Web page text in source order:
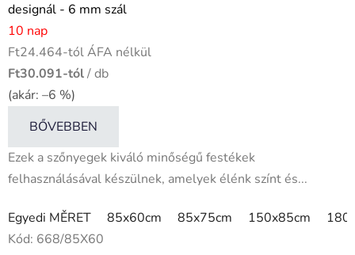
designál - 6 mm szál
10 nap
Ft24.464-tól ÁFA nélkül
Ft30.091-tól/ db
(akár: –6 %)
BŐVEBBEN
Ezek a szőnyegek kiváló minőségű festékek
felhasználásával készülnek, amelyek élénk színt és...
Egyedi MĚRET 85x60cm 85x75cm 150x85cm
Kód: 668/85X60